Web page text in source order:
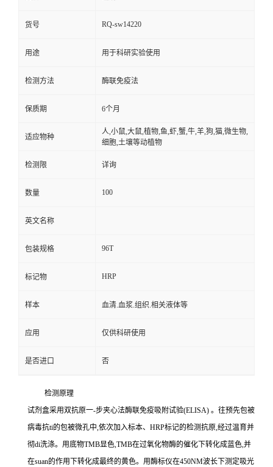
货号 RQ-sw14220
用途 用于科研实验使用
检测方法 酶联免疫法
保质期 6个月
适应物种
人,小鼠,大鼠,植物,鱼,虾,蟹,牛,羊,狗,猫,微生物,
细胞,土壤等动植物
检测限 详询
数量 100
英文名称
包装规格 96T
标记物 HRP
样本 血清.血浆.组织.相关液体等
应用 仅供科研使用
是否进口 否
检测原理
试剂盒采用双抗原一-步夹心法酶联免疫吸附试验(ELISA) 。往预先包被
病毒抗ti的包被微孔中,依次加入标本、 HRP标记的检测抗原,经过温育并
彻di洗涤。用底物TMB显色,TMB在过氧化物酶的催化下转化成蓝色,并
在suan的作用下转化成最终的黄色。用酶标仪在450NM波长下测定吸光